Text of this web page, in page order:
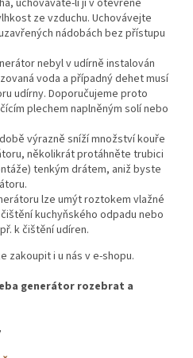
ze vzduchu. Uchovávejte
nádobách bez přístupu
nebyl v udírně instalován
voda a případný dehet musí
udírny. Doporučujeme proto
plechem naplněným solí nebo
výrazně sníží množství kouře
několikrát protáhněte trubici
tenkým drátem, aniž byste
lze umýt roztokem vlažné
kuchyňského odpadu nebo
k čištění udíren.
zakoupit i u nás v e-shopu.
generátor rozebrat a